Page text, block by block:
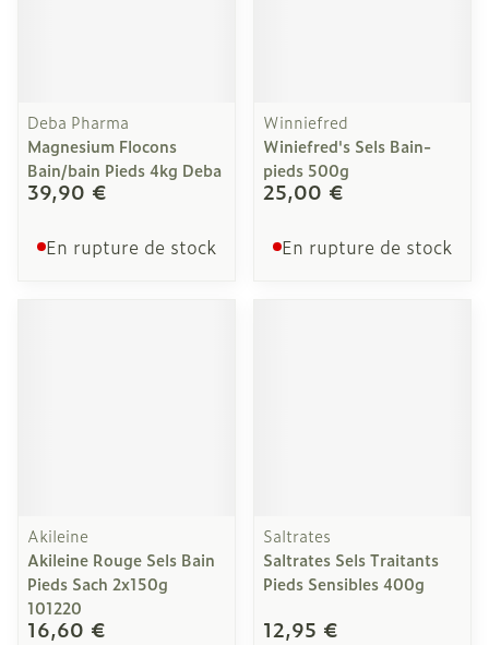
Deba Pharma
Magnesium Flocons
Bain/bain Pieds 4kg Deba
39,90 €
En rupture de stock
Winniefred
Winiefred's Sels Bain-
pieds 500g
25,00 €
En rupture de stock
Akileine
Akileine Rouge Sels Bain
Pieds Sach 2x150g
101220
16,60 €
Saltrates
Saltrates Sels Traitants
Pieds Sensibles 400g
12,95 €